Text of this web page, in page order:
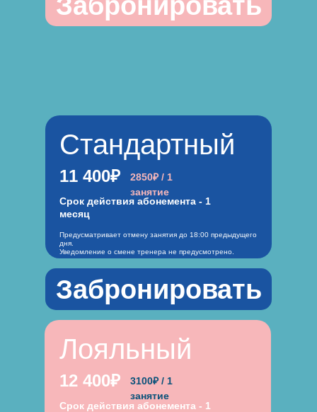
Предусматривает отмену занятия до 18:00 предыдущего
дня.
Уведомление о смене тренера не предусмотрено.
11 400₽
Срок действия абонемента - 1
месяц
2850₽ / 1
занятие
Стандартный
12 400₽
Срок действия абонемента - 1
3100₽ / 1
занятие
Лояльный
Забронировать